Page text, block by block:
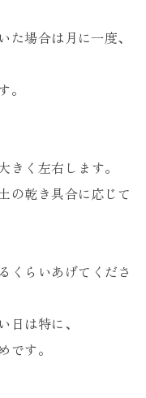
場合は月に一度、
きく左右します。
の乾き具合に応じて
くらいあげてくださ
は特に、
です。